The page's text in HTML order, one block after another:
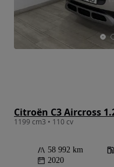
Citroën C3 Aircross
1199 cm3 • 110 cv
58 992 km
2020